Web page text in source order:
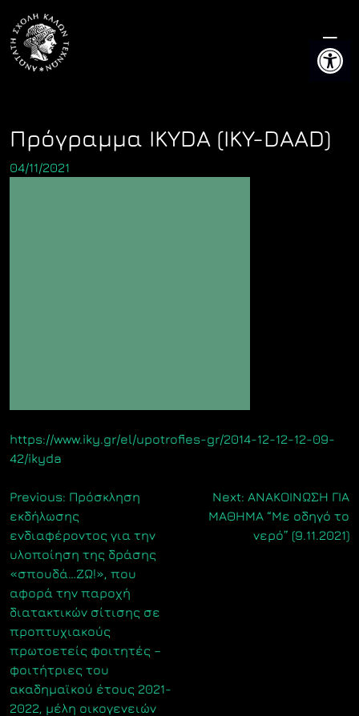
content
Πρόγραμμα IKYDA (IKY-DAAD)
04/11/2021
https://www.iky.gr/el/upotrofies-gr/2014-12-12-12-09-
42/ikyda
Πλοήγηση
άρθρων
Previous: Πρόσκληση
εκδήλωσης
ενδιαφέροντος για την
υλοποίηση της δράσης
«σπουδά…ΖΩ!», που
αφορά την παροχή
διατακτικών σίτισης σε
προπτυχιακούς
πρωτοετείς φοιτητές –
φοιτήτριες του
ακαδημαϊκού έτους 2021-
2022, μέλη οικογενειών
Next: ΑΝΑΚΟΙΝΩΣΗ ΓΙΑ
ΜΑΘΗΜΑ “Με οδηγό το
νερό” (9.11.2021)